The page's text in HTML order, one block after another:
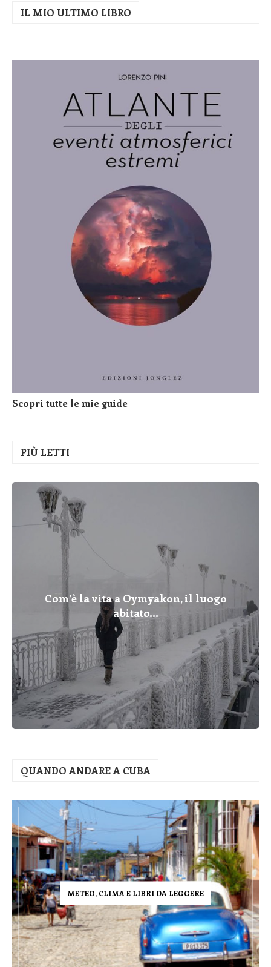
IL MIO ULTIMO LIBRO
Scopri tutte le mie guide
PIÙ LETTI
Com’è la vita a Oymyakon, il luogo
abitato...
QUANDO ANDARE A CUBA
METEO, CLIMA E LIBRI DA LEGGERE